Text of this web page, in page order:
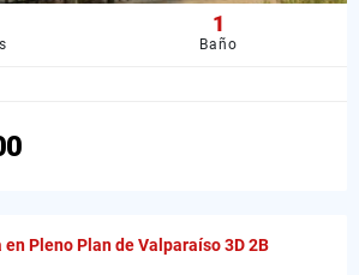
1
Baño
en Pleno Plan de Valparaíso 3D 2B